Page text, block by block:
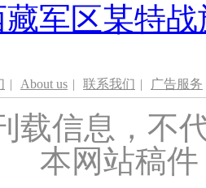
军区某特
| About us | 联系我们 | 广告服务
载信息，不
本网站稿